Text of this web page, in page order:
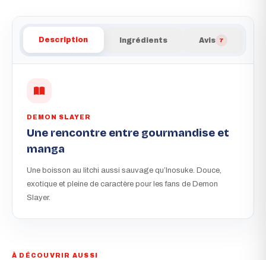
Description Ingrédients Avis 7
DEMON SLAYER
Une rencontre entre gourmandise et
manga
Une boisson au litchi aussi sauvage qu’Inosuke. Douce,
exotique et pleine de caractère pour les fans de Demon
Slayer.
À DÉCOUVRIR AUSSI